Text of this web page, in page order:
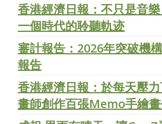
香港經濟日報：不只是音
一個時代的聆聽軌迹
審計報告：2026年突破機
報告
香港經濟日報：於每天壓
畫師創作百張Memo手繪